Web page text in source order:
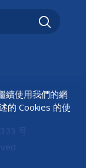
号
續使用我們的網
的 Cookies 的使